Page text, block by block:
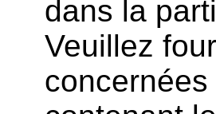
dans la
Veuillez